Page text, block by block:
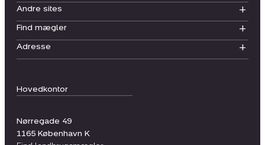
Hovedkontor
Nørregade 49
1165 København K
Andre sites
Find mægler
Adresse